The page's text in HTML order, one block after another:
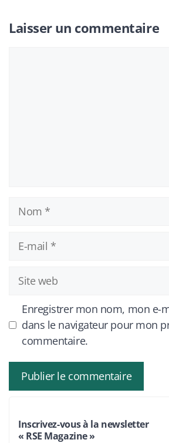
Laisser un commentaire
Nom
mail
Site
web
Enregistrer mon nom, mon e-
dans le navigateur pour mon
commentaire.
Inscrivez-vous à la newsletter
« RSE Magazine »